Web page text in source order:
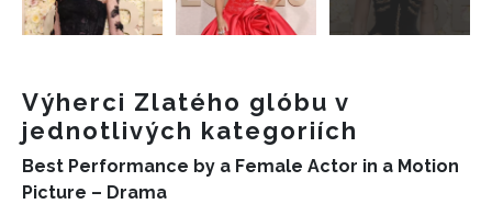
Výherci Zlatého glóbu v
jednotlivých kategoriích
Best Performance by a Female Actor in a Motion
Picture – Drama